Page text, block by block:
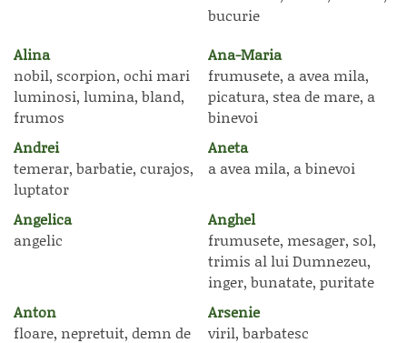
bucurie
Alina
nobil, scorpion, ochi mari
luminosi, lumina, bland,
frumos
Ana-Maria
frumusete, a avea mila,
picatura, stea de mare, a
binevoi
Andrei
temerar, barbatie, curajos,
luptator
Aneta
a avea mila, a binevoi
Angelica
angelic
Anghel
frumusete, mesager, sol,
trimis al lui Dumnezeu,
inger, bunatate, puritate
Anton
floare, nepretuit, demn de
Arsenie
viril, barbatesc